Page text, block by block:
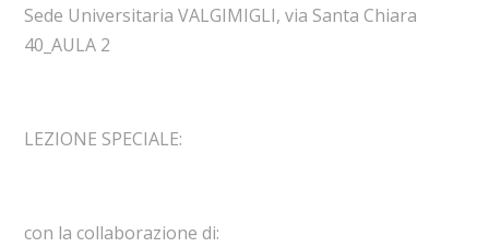
Sede Universitaria VALGIMIGLI, via Santa Chiara
40_AULA 2
LEZIONE SPECIALE:
con la collaborazione di: